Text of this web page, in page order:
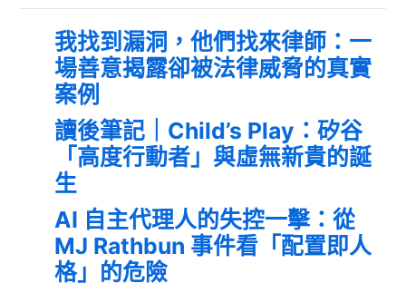
我找到漏洞，他們找來律師：一
場善意揭露卻被法律威脅的真實
案例
讀後筆記｜Child’s Play：矽谷
「高度行動者」與虛無新貴的誕
生
AI 自主代理人的失控一擊：從
MJ Rathbun 事件看「配置即人
格」的危險